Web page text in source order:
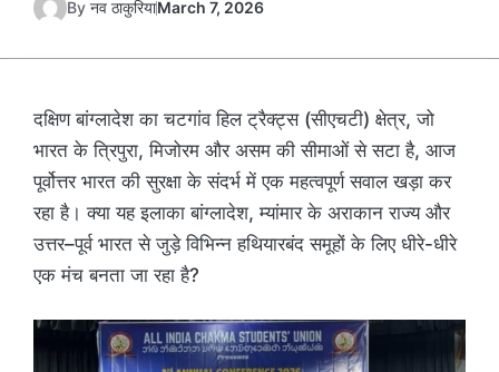
By नव ठाकुरियाMarch 7, 2026
दक्षिण बांग्लादेश का चटगांव हिल ट्रैक्ट्स (सीएचटी) क्षेत्र, जो
भारत के त्रिपुरा, मिजोरम और असम की सीमाओं से सटा है, आज
पूर्वोत्तर भारत की सुरक्षा के संदर्भ में एक महत्वपूर्ण सवाल खड़ा कर
रहा है। क्या यह इलाका बांग्लादेश, म्यांमार के अराकान राज्य और
उत्तर–पूर्व भारत से जुड़े विभिन्न हथियारबंद समूहों के लिए धीरे-धीरे
एक मंच बनता जा रहा है?